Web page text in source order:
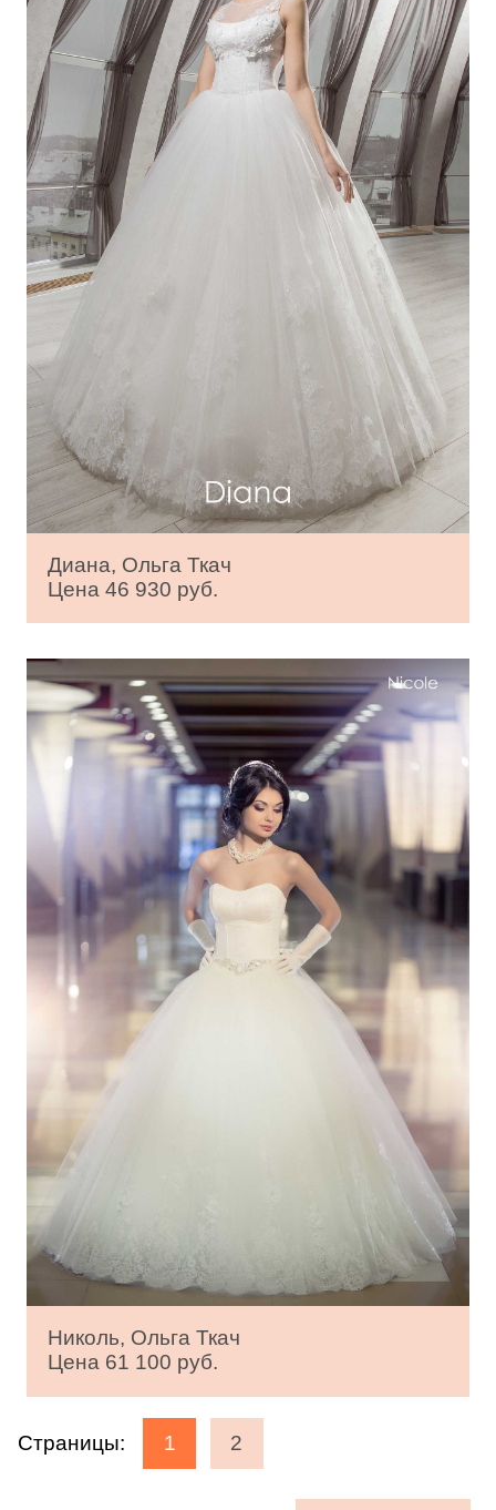
Диана, Ольга Ткач
Цена 46 930 руб.
Николь, Ольга Ткач
Цена 61 100 руб.
Страницы: 1 2